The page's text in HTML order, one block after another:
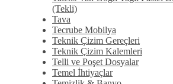
(Tekli)
Tava
Tecrube Mobilya
Teknik Çizim Gereçleri
Teknik Çizim Kalemleri
Telli ve Poşet Dosyalar
Temel İhtiyaçlar